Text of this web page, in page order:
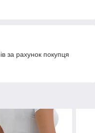
за рахунок покупця